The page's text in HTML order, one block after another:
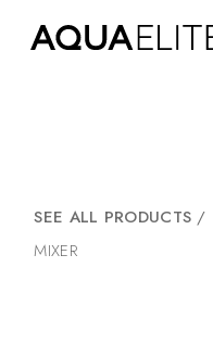
SEE ALL PRODUCTS /
MIXER